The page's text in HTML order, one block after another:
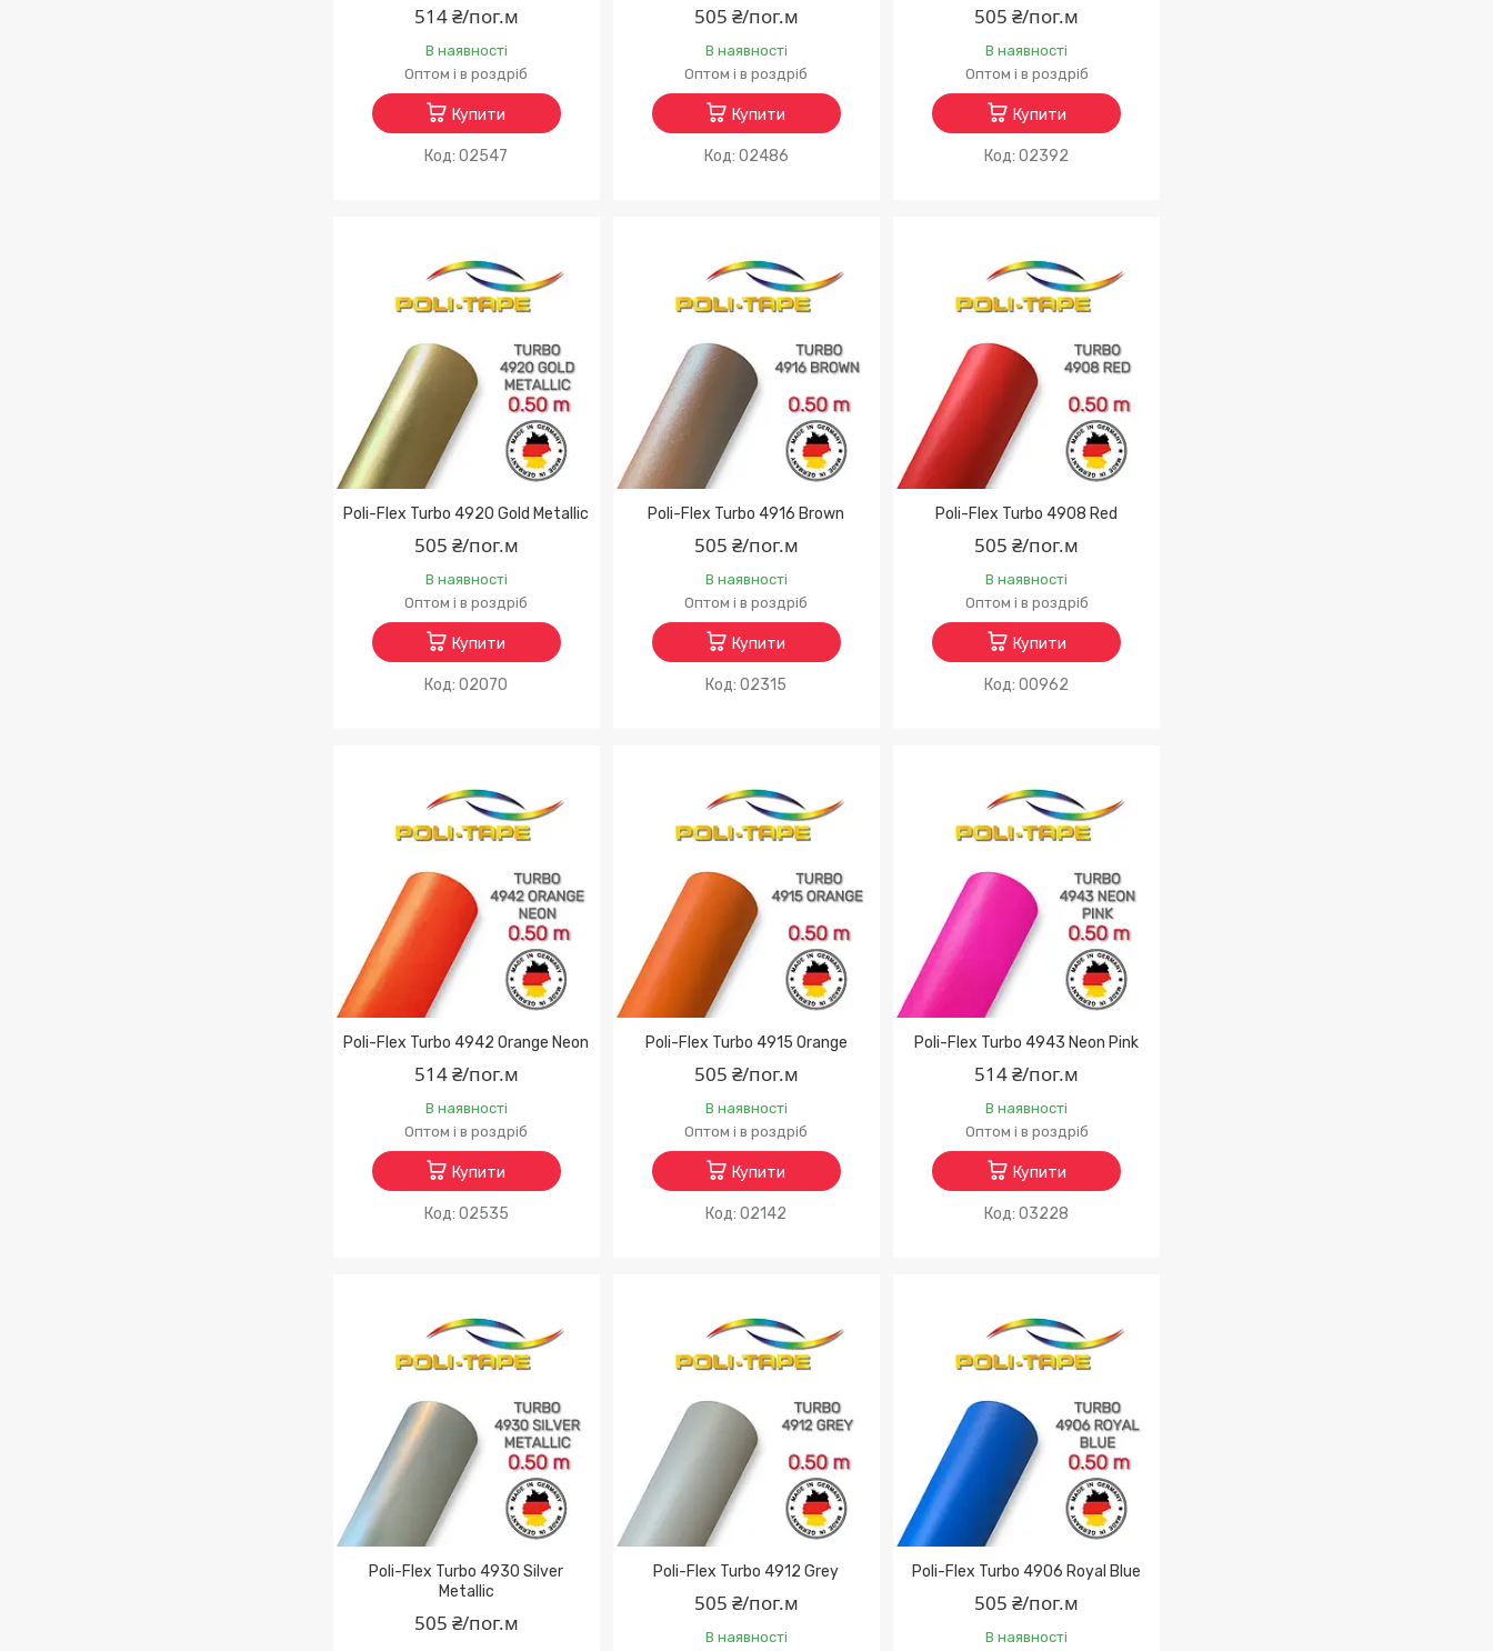
514 ₴/пог.м
В наявності
Оптом і в роздріб
Купити
02547
505 ₴/пог.м
В наявності
Оптом і в роздріб
Купити
02486
505 ₴/пог.м
В наявності
Оптом і в роздріб
Купити
02392
Poli-Flex Turbo 4920 Gold Metallic
505 ₴/пог.м
В наявності
Оптом і в роздріб
Купити
02070
Poli-Flex Turbo 4916 Brown
505 ₴/пог.м
В наявності
Оптом і в роздріб
Купити
02315
Poli-Flex Turbo 4908 Red
505 ₴/пог.м
В наявності
Оптом і в роздріб
Купити
00962
Poli-Flex Turbo 4942 Orange Neon
514 ₴/пог.м
В наявності
Оптом і в роздріб
Купити
02535
Poli-Flex Turbo 4915 Orange
505 ₴/пог.м
В наявності
Оптом і в роздріб
Купити
02142
Poli-Flex Turbo 4943 Neon Pink
514 ₴/пог.м
В наявності
Оптом і в роздріб
Купити
03228
Poli-Flex Turbo 4930 Silver
Metallic
505 ₴/пог.м
Poli-Flex Turbo 4912 Grey
505 ₴/пог.м
В наявності
Poli-Flex Turbo 4906 Royal Blue
505 ₴/пог.м
В наявності